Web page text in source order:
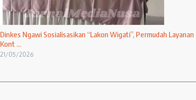
Dinkes Ngawi Sosialisasikan “Lakon Wigati”, Permudah Layanan
Kont ...
21/05/2026